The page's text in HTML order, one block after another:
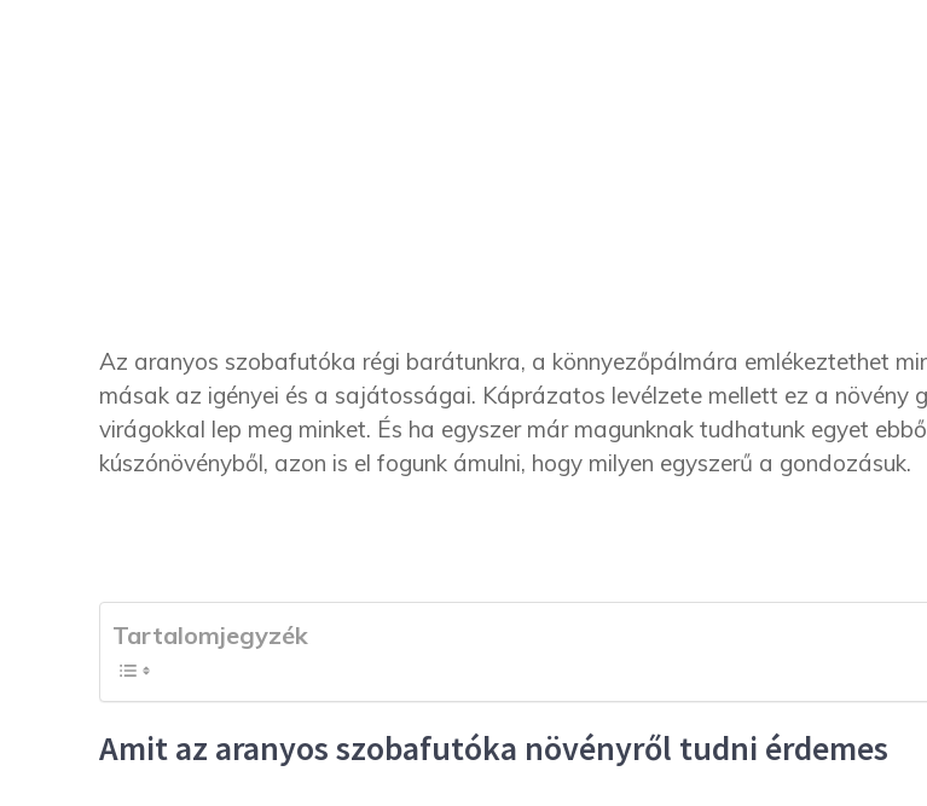
Az aranyos szobafutóka régi barátunkra, a könnyezőpálmára emlékeztethet
másak az igényei és a sajátosságai. Káprázatos levélzete mellett ez a növény
virágokkal lep meg minket. És ha egyszer már magunknak tudhatunk egyet
kúszónövényből, azon is el fogunk ámulni, hogy milyen egyszerű a gondozásuk.
Tartalomjegyzék
Amit az aranyos szobafutóka növényről tudni érdemes